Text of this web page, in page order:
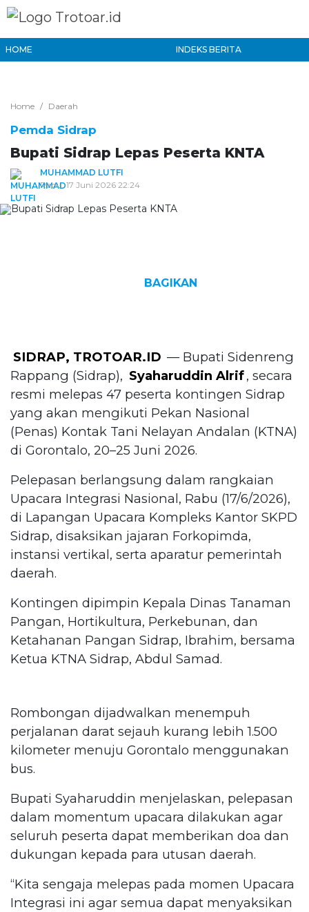
HOME INDEKS BERITA
Home Daerah
Pemda Sidrap
Bupati Sidrap Lepas Peserta KNTA
MUHAMMAD LUTFI
Rabu, 17 Juni 2026 22:24
BAGIKAN
SIDRAP, TROTOAR.ID — Bupati Sidenreng
Rappang (Sidrap), Syaharuddin Alrif, secara
resmi melepas 47 peserta kontingen Sidrap
yang akan mengikuti Pekan Nasional
(Penas) Kontak Tani Nelayan Andalan (KTNA)
di Gorontalo, 20–25 Juni 2026.
Pelepasan berlangsung dalam rangkaian
Upacara Integrasi Nasional, Rabu (17/6/2026),
di Lapangan Upacara Kompleks Kantor SKPD
Sidrap, disaksikan jajaran Forkopimda,
instansi vertikal, serta aparatur pemerintah
daerah.
Kontingen dipimpin Kepala Dinas Tanaman
Pangan, Hortikultura, Perkebunan, dan
Ketahanan Pangan Sidrap, Ibrahim, bersama
Ketua KTNA Sidrap, Abdul Samad.
Rombongan dijadwalkan menempuh
perjalanan darat sejauh kurang lebih 1.500
kilometer menuju Gorontalo menggunakan
bus.
Bupati Syaharuddin menjelaskan, pelepasan
dalam momentum upacara dilakukan agar
seluruh peserta dapat memberikan doa dan
dukungan kepada para utusan daerah.
“Kita sengaja melepas pada momen Upacara
Integrasi ini agar semua dapat menyaksikan